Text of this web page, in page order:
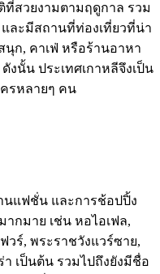
ที่สวยงามตามฤดูกาล รวม
และมีสถานที่ท่องเที่ยวที่น่า
นุก, คาเฟ่ หรือร้านอาหา
ดังนั้น ประเทศเกาหลีจึงเป็น
รหลายๆ คน
นแฟชั่น และการช้อปปิ้ง
ากมาย เช่น หอไอเฟล,
ร์, พระราชวังแวร์ซาย,
า เป็นต้น รวมไปถึงยังมีชื่อ